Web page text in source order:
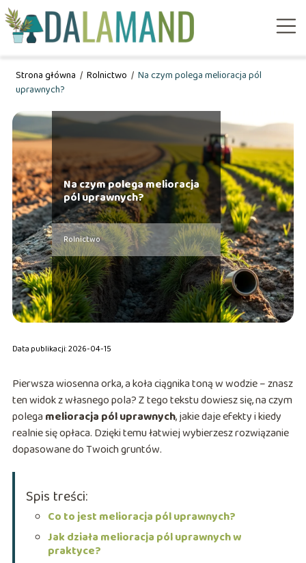
Strona główna / Rolnictwo / Na czym polega melioracja pól
uprawnych?
Na czym polega melioracja
pól uprawnych?
Rolnictwo
Data publikacji: 2026-04-15
Pierwsza wiosenna orka, a koła ciągnika toną w wodzie – znasz
ten widok z własnego pola? Z tego tekstu dowiesz się, na czym
polega melioracja pól uprawnych, jakie daje efekty i kiedy
realnie się opłaca. Dzięki temu łatwiej wybierzesz rozwiązanie
dopasowane do Twoich gruntów.
Spis treści:
Co to jest melioracja pól uprawnych?
Jak działa melioracja pól uprawnych w
praktyce?